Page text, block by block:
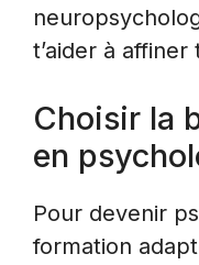
t’aider à
Choisir la
en
Pour devenir
formation